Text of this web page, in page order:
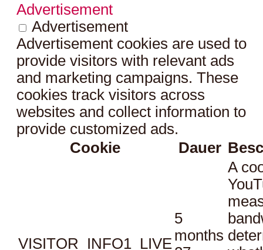
Advertisement
Advertisement
Advertisement cookies are used to
provide visitors with relevant ads
and marketing campaigns. These
cookies track visitors across
websites and collect information to
provide customized ads.
Cookie
Dauer
VISITOR_INFO1_LIVE
5
months
A